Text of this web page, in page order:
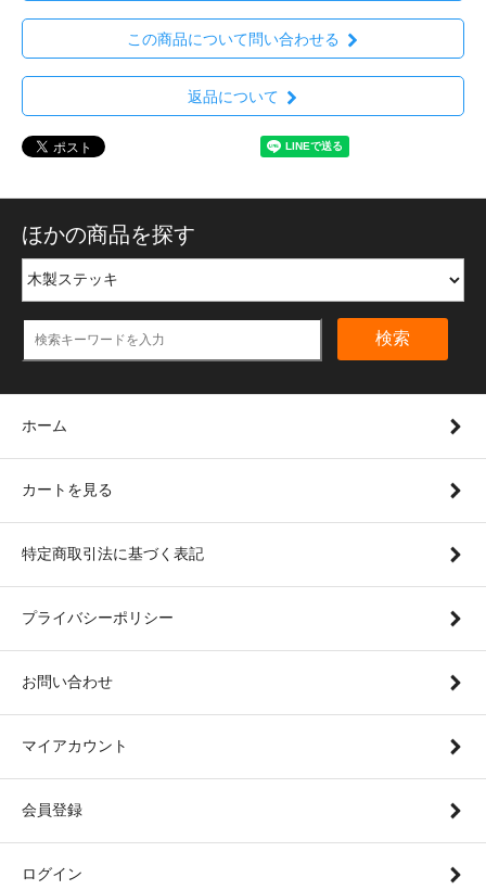
この商品について問い合わせる
返品について
ほかの商品を探す
検索
ホーム
カートを見る
特定商取引法に基づく表記
プライバシーポリシー
お問い合わせ
マイアカウント
会員登録
ログイン